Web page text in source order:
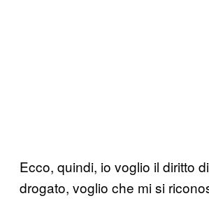
Ecco, quindi, io voglio il diritto
drogato, voglio che mi si